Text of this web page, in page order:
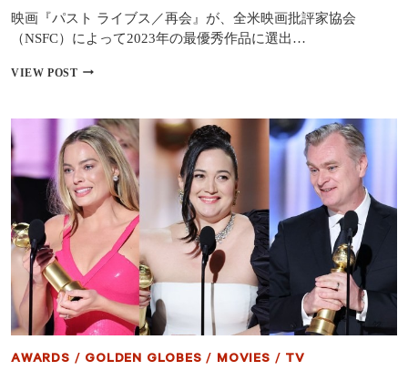
に
く
映画『パスト ライブス／再会』が、全米映画批評家協会
（NSFC）によって2023年の最優秀作品に選出…
VIEW POST映
ス
ト
ラ
イ
ブ
ス
／
再
会』、
全
米
映
画
批
家
AWARDS / GOLDEN GLOBES / MOVIES / TV